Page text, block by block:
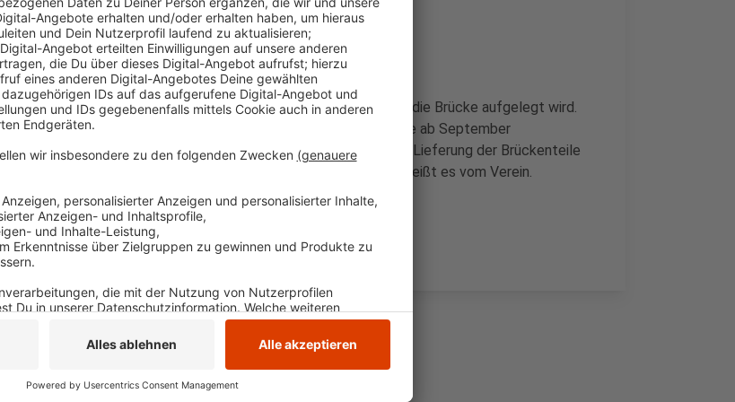
Anzeige
Es gibt laut Straßen NRW Lieferprobleme bei den Lagern, auf die die Brücke aufgelegt wird.
Straßen NRW und Glückauftrassen-Verein hoffen, dass die Brücke ab September
fertiggestellt werden kann. Sollte sich bis zum Jahresende keine Lieferung der Brückenteile
abzeichnen, müsse über andere Lösungen nachgedacht werden, heißt es vom Verein.
Anzeige